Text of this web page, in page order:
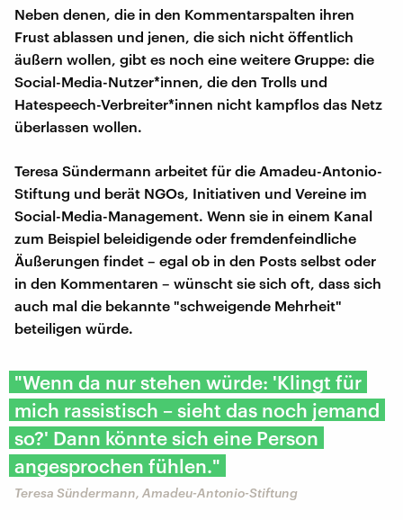
Neben denen, die in den Kommentarspalten ihren
Frust ablassen und jenen, die sich nicht öffentlich
äußern wollen, gibt es noch eine weitere Gruppe: die
Social-Media-Nutzer*innen, die den Trolls und
Hatespeech-Verbreiter*innen nicht kampflos das Netz
überlassen wollen.
Teresa Sündermann arbeitet für die Amadeu-Antonio-
Stiftung und berät NGOs, Initiativen und Vereine im
Social-Media-Management. Wenn sie in einem Kanal
zum Beispiel beleidigende oder fremdenfeindliche
Äußerungen findet – egal ob in den Posts selbst oder
in den Kommentaren – wünscht sie sich oft, dass sich
auch mal die bekannte "schweigende Mehrheit"
beteiligen würde.
"Wenn da nur stehen würde: 'Klingt für
mich rassistisch – sieht das noch jemand
so?' Dann könnte sich eine Person
angesprochen fühlen."
Teresa Sündermann, Amadeu-Antonio-Stiftung